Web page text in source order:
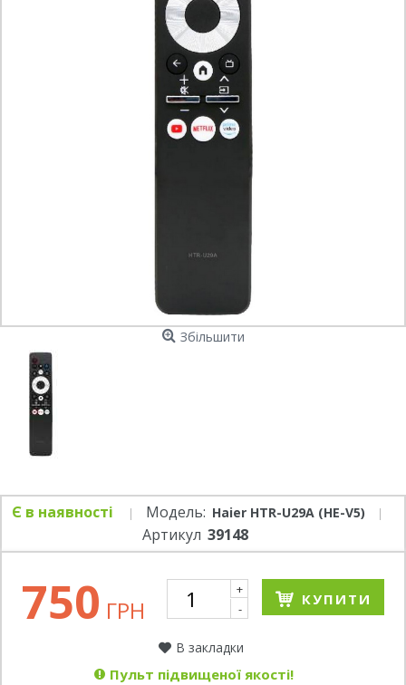
Збільшити
Є в наявності Модель: Haier HTR-U29A (HE-V5)
Артикул 39148
750 ГРН
+
-
КУПИТИ
В закладки
Пульт підвищеної якості!